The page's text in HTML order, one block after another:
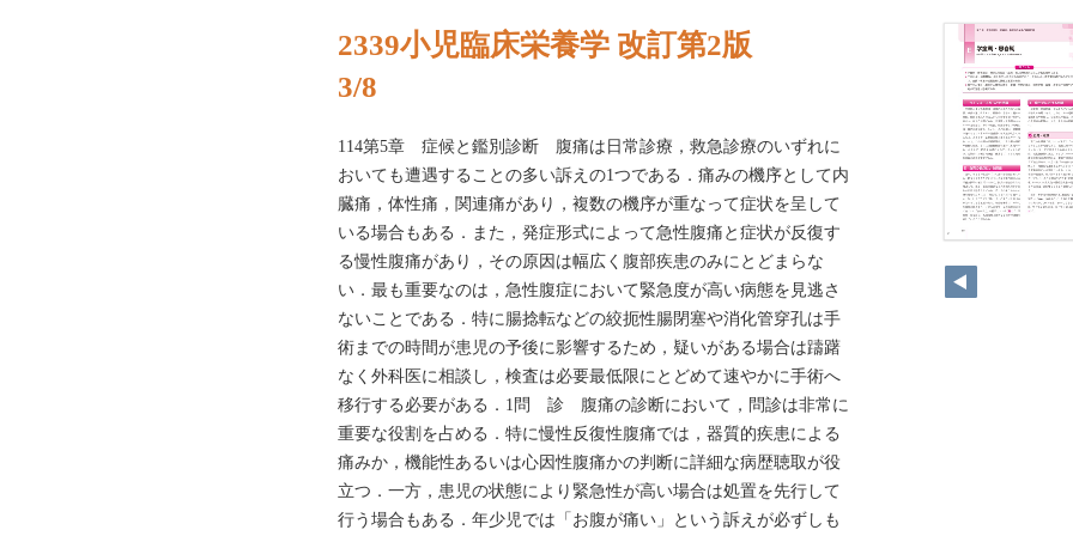
2
2339小児臨床栄養学 改訂第2版
3/8
114第5章 症候と鑑別診断 腹痛は日常診療，救急診療のいずれに
おいても遭遇することの多い訴えの1つである．痛みの機序として内
臓痛，体性痛，関連痛があり，複数の機序が重なって症状を呈して
いる場合もある．また，発症形式によって急性腹痛と症状が反復す
る慢性腹痛があり，その原因は幅広く腹部疾患のみにとどまらな
い．最も重要なのは，急性腹症において緊急度が高い病態を見逃さ
ないことである．特に腸捻転などの絞扼性腸閉塞や消化管穿孔は手
術までの時間が患児の予後に影響するため，疑いがある場合は躊躇
なく外科医に相談し，検査は必要最低限にとどめて速やかに手術へ
移行する必要がある．1問 診 腹痛の診断において，問診は非常に
重要な役割を占める．特に慢性反復性腹痛では，器質的疾患による
痛みか，機能性あるいは心因性腹痛かの判断に詳細な病歴聴取が役
立つ．一方，患児の状態により緊急性が高い場合は処置を先行して
行う場合もある．年少児では「お腹が痛い」という訴えが必ずしも